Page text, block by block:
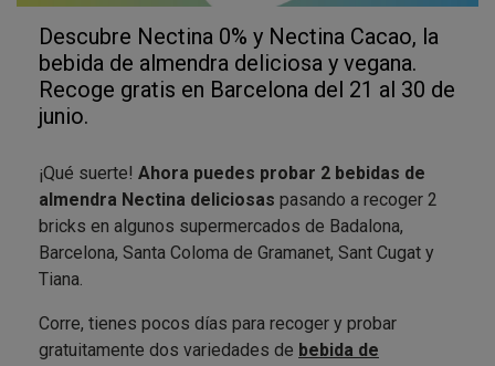
Descubre Nectina 0% y Nectina Cacao, la
bebida de almendra deliciosa y vegana.
Recoge gratis en Barcelona del 21 al 30 de
junio.
¡Qué suerte! Ahora puedes probar 2 bebidas de
almendra Nectina deliciosas pasando a recoger 2
bricks en algunos supermercados de Badalona,
Barcelona, Santa Coloma de Gramanet, Sant Cugat y
Tiana.
Corre, tienes pocos días para recoger y probar
gratuitamente dos variedades de bebida de